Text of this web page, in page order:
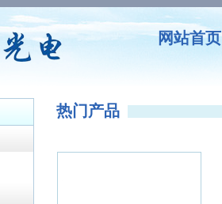
网站首页
热门产品